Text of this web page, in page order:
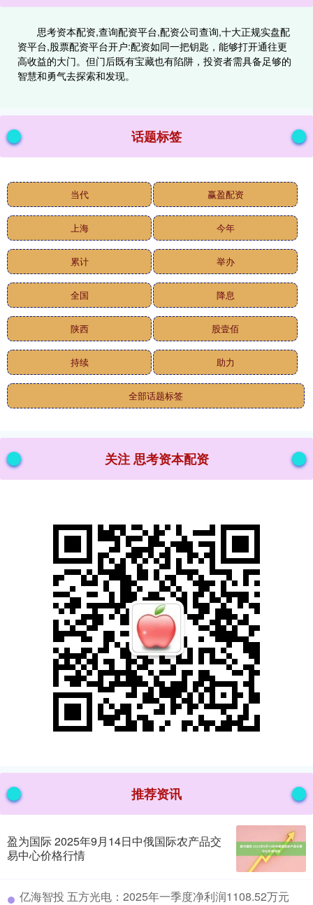
思考资本配资,查询配资平台,配资公司查询,十大正规实盘配
资平台,股票配资平台开户:配资如同一把钥匙，能够打开通往更
高收益的大门。但门后既有宝藏也有陷阱，投资者需具备足够的
智慧和勇气去探索和发现。
话题标签
当代 赢盈配资
上海 今年
累计 举办
全国 降息
陕西 股壹佰
持续 助力
全部话题标签
关注 思考资本配资
推荐资讯
盈为国际 2025年9月14日中俄国际农产品交
易中心价格行情
​亿海智投 五方光电：2025年一季度净利润1108.52万元